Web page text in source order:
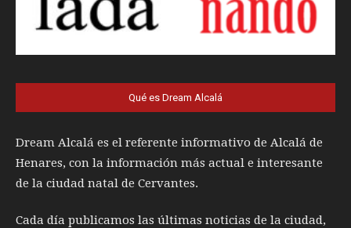
Qué es Dream Alcalá
Dream Alcalá es el referente informativo de Alcalá de
Henares, con la información más actual e interesante
de la ciudad natal de Cervantes.
Cada día publicamos las últimas noticias de la ciudad,